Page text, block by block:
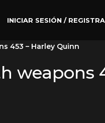
INICIAR SESIÓN /
453 – Harley Quinn
weapons